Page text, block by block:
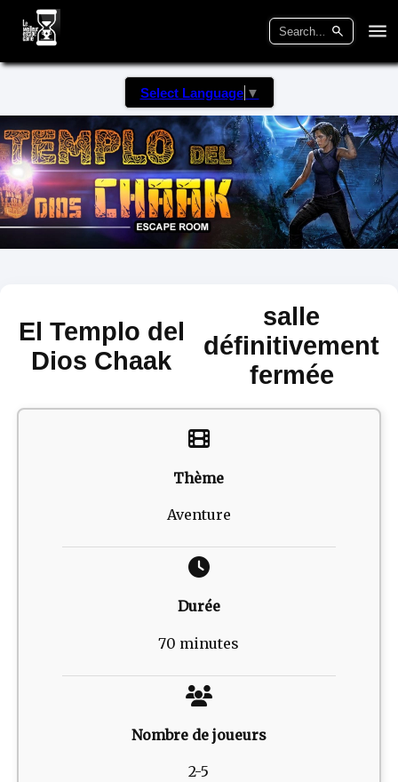
Select Language ▼
El Templo del
Dios Chaak
salle
définitivement
fermée
Thème
Aventure
Durée
70 minutes
Nombre de joueurs
2-5